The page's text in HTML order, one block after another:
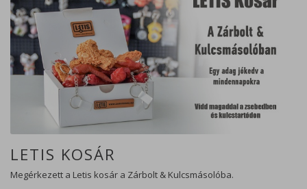
LETIS KOSÁR
Megérkezett a Letis kosár a Zárbolt & Kulcsmásolóba.